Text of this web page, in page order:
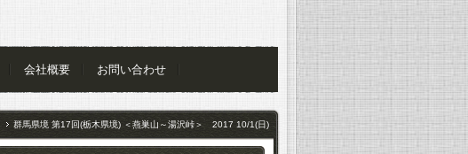
会社概要 お問い合わせ
群馬県境 第17回(栃木県境) ＜燕巣山～湯沢峠＞ 2017 10/1(日)